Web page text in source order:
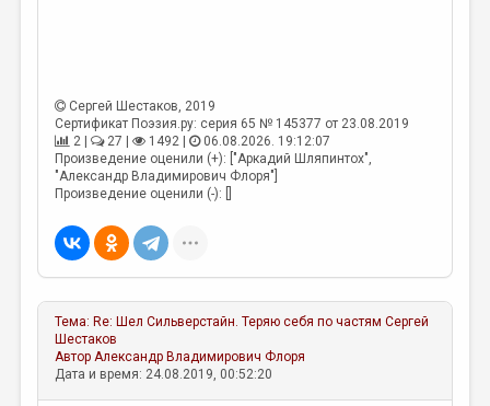
ОТ РЕДАКЦИИ
МАЛАЯ ПРОЗА
ЭССЕИСТИКА
ЛИТЕРАТУРОВЕДЕНИЕ
КУЛЬТУРОВЕДЕНИЕ
ПУБЛИЦИСТИКА
РЕЦЕНЗИРОВАНИЕ
ЦИКЛЫ ПУБЛИКАЦИЙ
Сергей Шестаков, 2019
Сертификат Поэзия.ру: серия 65 № 145377 от 23.08.2019
2 |
27 | 1492 |
06.08.2026. 19:12:07
Произведение оценили (+): ["Аркадий Шляпинтох",
"Александр Владимирович Флоря"]
Произведение оценили (-): []
Тема: Re: Шел Сильверстайн. Теряю себя по частям Сергей
Шестаков
АвторАлександр Владимирович Флоря
Дата и время: 24.08.2019, 00:52:20